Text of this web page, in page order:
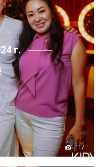
г.
117